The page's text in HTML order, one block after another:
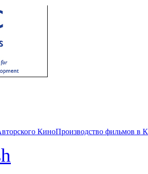
КиноПроизводство фильмов в